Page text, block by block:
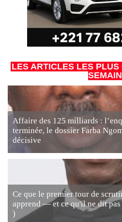
LES ARTICLES LES
Affaire des 125 milliards :
terminée, le dossier Farba
décisive
Ce que le premier tour de
apprend — et ce qu'il ne dit
)